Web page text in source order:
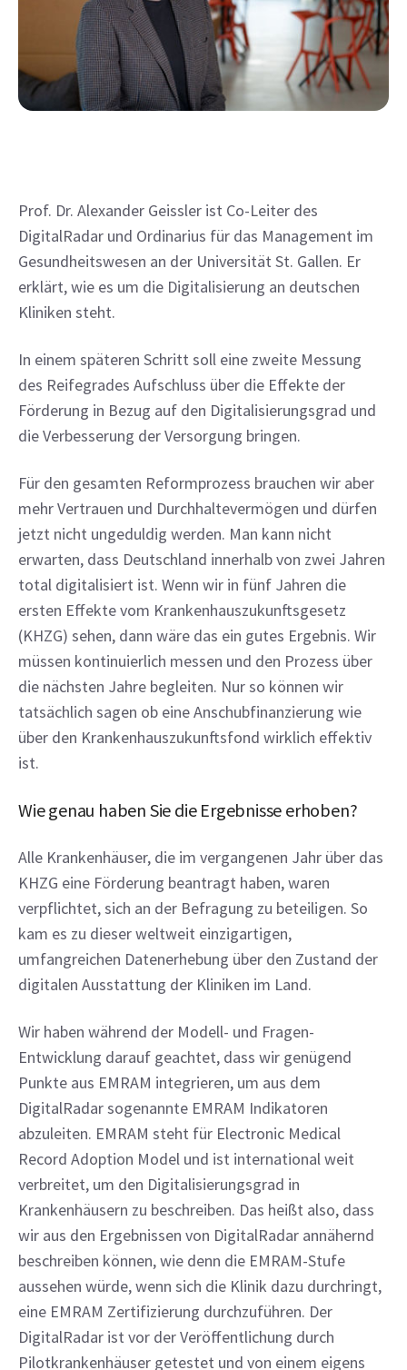
Prof. Dr. Alexander Geissler ist Co-Leiter des
DigitalRadar und Ordinarius für das Management im
Gesundheitswesen an der Universität St. Gallen. Er
erklärt, wie es um die Digitalisierung an deutschen
Kliniken steht.
In einem späteren Schritt soll eine zweite Messung
des Reifegrades Aufschluss über die Effekte der
Förderung in Bezug auf den Digitalisierungsgrad und
die Verbesserung der Versorgung bringen.
Für den gesamten Reformprozess brauchen wir aber
mehr Vertrauen und Durchhaltevermögen und dürfen
jetzt nicht ungeduldig werden. Man kann nicht
erwarten, dass Deutschland innerhalb von zwei Jahren
total digitalisiert ist. Wenn wir in fünf Jahren die
ersten Effekte vom Krankenhauszukunftsgesetz
(KHZG) sehen, dann wäre das ein gutes Ergebnis. Wir
müssen kontinuierlich messen und den Prozess über
die nächsten Jahre begleiten. Nur so können wir
tatsächlich sagen ob eine Anschubfinanzierung wie
über den Krankenhauszukunftsfond wirklich effektiv
ist.
Wie genau haben Sie die Ergebnisse erhoben?
Alle Krankenhäuser, die im vergangenen Jahr über das
KHZG eine Förderung beantragt haben, waren
verpflichtet, sich an der Befragung zu beteiligen. So
kam es zu dieser weltweit einzigartigen,
umfangreichen Datenerhebung über den Zustand der
digitalen Ausstattung der Kliniken im Land.
Wir haben während der Modell- und Fragen-
Entwicklung darauf geachtet, dass wir genügend
Punkte aus EMRAM integrieren, um aus dem
DigitalRadar sogenannte EMRAM Indikatoren
abzuleiten. EMRAM steht für Electronic Medical
Record Adoption Model und ist international weit
verbreitet, um den Digitalisierungsgrad in
Krankenhäusern zu beschreiben. Das heißt also, dass
wir aus den Ergebnissen von DigitalRadar annähernd
beschreiben können, wie denn die EMRAM-Stufe
aussehen würde, wenn sich die Klinik dazu durchringt,
eine EMRAM Zertifizierung durchzuführen. Der
DigitalRadar ist vor der Veröffentlichung durch
Pilotkrankenhäuser getestet und von einem eigens